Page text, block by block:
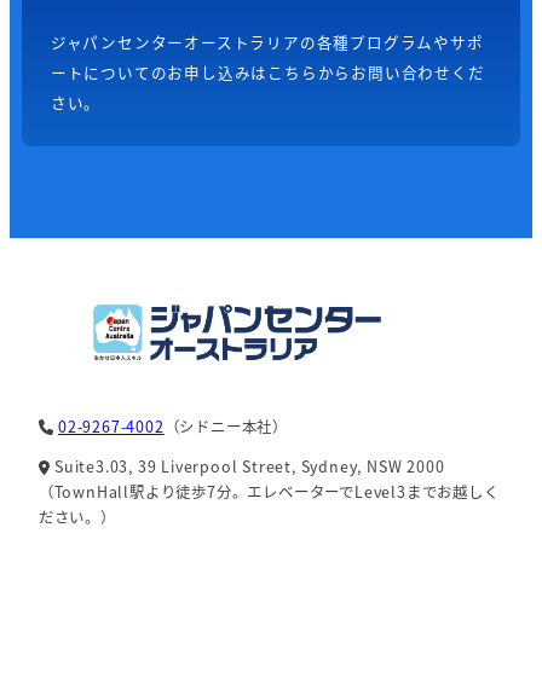
ジャパンセンターオーストラリアの各種プログラムやサポ
ートについてのお申し込みはこちらからお問い合わせくだ
さい。
02-9267-4002 （シドニー本社）
Suite3.03, 39 Liverpool Street, Sydney, NSW 2000
（TownHall駅より徒歩7分。エレベーターでLevel3までお越しく
ださい。）